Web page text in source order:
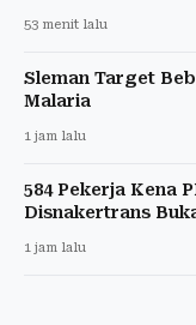
53 menit lalu
Sleman Target
Malaria
1 jam lalu
584 Pekerja Kena
Disnakertrans
1 jam lalu